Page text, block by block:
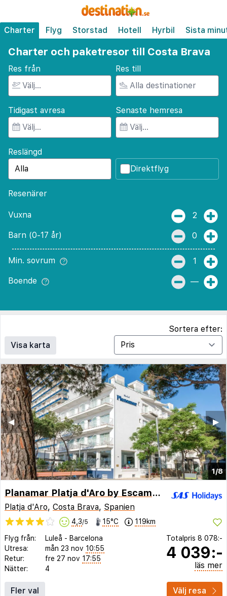
Charter Flyg Storstad Hotell Hyrbil Sista
Charter och paketresor till Costa Brava
Res från Res till
Tidigast avresa Senaste hemresa
Reslängd
Direktflyg
Resenärer
Vuxna 2
Barn (0-17 år) 0
Min. sovrum 1
Boende —
Visa karta
Sortera efter:
1/8
▶︎
◀︎
Planamar Platja d'Aro by Escampa Hotels
Platja d'Aro, Costa Brava, Spanien
4,3/5 15°C 119km
Flyg från: Luleå - Barcelona
Utresa:
mån 23 nov 10:55
Retur:
fre 27 nov 17:55
Nätter:
4
Totalpris 8 078:-
4 039:-
läs mer
Fler val Välj resa